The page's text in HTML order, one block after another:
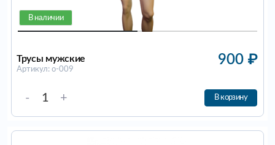
В наличии
Трусы мужские
Артикул: о-009
900 ₽
- + В корзину